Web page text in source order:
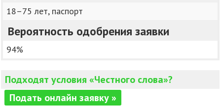
18–75 лет, паспорт
Вероятность одобрения заявки
94%
Подходят условия «Честного слова»?
Подать онлайн заявку »